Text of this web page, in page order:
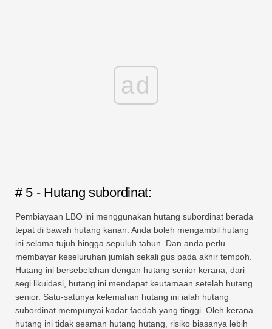
ad
# 5 - Hutang subordinat:
Pembiayaan LBO ini menggunakan hutang subordinat berada
tepat di bawah hutang kanan. Anda boleh mengambil hutang
ini selama tujuh hingga sepuluh tahun. Dan anda perlu
membayar keseluruhan jumlah sekali gus pada akhir tempoh.
Hutang ini bersebelahan dengan hutang senior kerana, dari
segi likuidasi, hutang ini mendapat keutamaan setelah hutang
senior. Satu-satunya kelemahan hutang ini ialah hutang
subordinat mempunyai kadar faedah yang tinggi. Oleh kerana
hutang ini tidak seaman hutang hutang, risiko biasanya lebih